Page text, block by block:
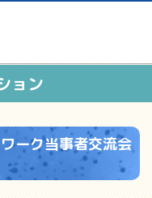
ョン
ーク当事者交流会